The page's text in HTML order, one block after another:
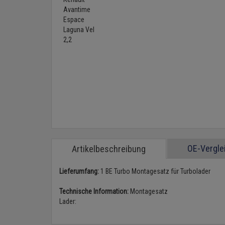
Artikelbeschreibung OE-
Lieferumfang: 1 BE Turbo Montagesatz für Turbolader
Technische Information: Montagesatz
Lader: